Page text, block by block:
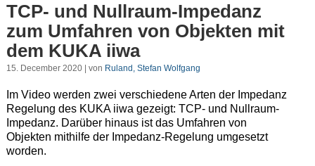
TCP- und Nullraum-Impedanz
zum Umfahren von Objekten mit
dem KUKA iiwa
15. December 2020 | von Ruland, Stefan Wolfgang
Im Video werden zwei verschiedene Arten der Impedanz
Regelung des KUKA iiwa gezeigt: TCP- und Nullraum-
Impedanz. Darüber hinaus ist das Umfahren von
Objekten mithilfe der Impedanz-Regelung umgesetzt
worden.